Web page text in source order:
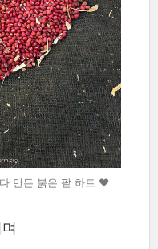
만든 붉은 팥 하트 ❤️